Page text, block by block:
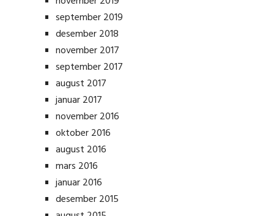
september 2019
desember 2018
november 2017
september 2017
august 2017
januar 2017
november 2016
oktober 2016
august 2016
mars 2016
januar 2016
desember 2015